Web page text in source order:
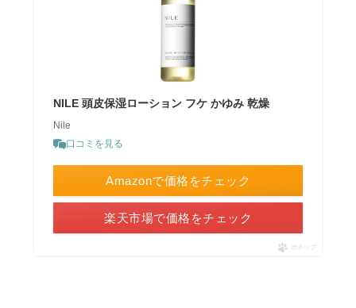
NILE 頭皮保湿ローション フケ かゆみ 乾燥
Nile
口コミを見る
Amazonで価格をチェック
楽天市場で価格をチェック
ポチップ